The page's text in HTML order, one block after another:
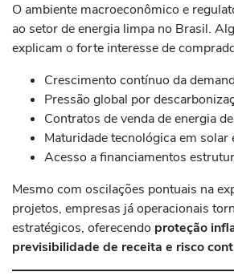
O ambiente macroeconômico e
ao setor de energia limpa no Brasil.
explicam o forte interesse de
Crescimento contínuo da
Pressão global por
Contratos de venda de energia
Maturidade tecnológica em solar
Acesso a financiamentos
Mesmo com oscilações pontuais na
projetos, empresas já operacionais
estratégicos, oferecendo proteção
previsibilidade de receita e risco